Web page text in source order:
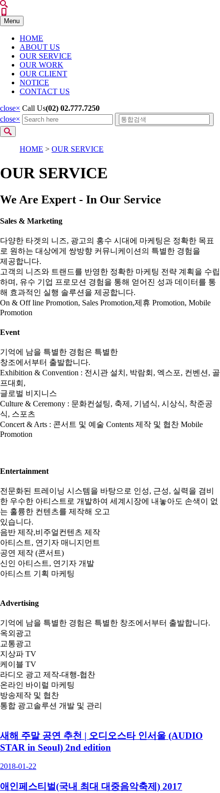
Menu
HOME
ABOUT US
OUR SERVICE
OUR WORK
OUR CLIENT
NOTICE
CONTACT US
close× Call Us(02) 02.777.7250
close×
HOME > OUR SERVICE
OUR SERVICE
We Are Expert - In Our Service
Sales & Marketing
다양한 타겟의 니즈, 광고의 홍수 시대에 마케팅은 정확한 목표
로 원하는 대상에게 쌍방향 커뮤니케이션의 특별한 경험을
제공합니다.
고객의 니즈와 트랜드를 반영한 정확한 마케팅 전략 계획을 수립
하며, 유수 기업 프로모션 경험을 통해 얻어진 성과 데이터를 통
해 효과적인 실행 솔루션을 제공합니다.
On & Off line Promotion, Sales Promotion,제휴 Promotion, Mobile
Promotion
Event
기억에 남을 특별한 경험은 특별한
창조에서부터 출발합니다.
Exhibition & Convention : 전시관 설치, 박람회, 엑스포, 컨벤션, 골
프대회,
글로벌 비지니스
Culture & Ceremony : 문화컨설팅, 축제, 기념식, 시상식, 착준공
식, 스포츠
Concert & Arts : 콘서트 및 예술 Contents 제작 및 협찬 Mobile
Promotion
Entertainment
전문화된 트레이닝 시스템을 바탕으로 인성, 근성, 실력을 겸비
한 우수한 아티스트로 개발하여 세계시장에 내놓아도 손색이 없
는 훌륭한 컨텐츠를 제작해 오고
있습니다.
음반 제작,비주얼컨텐츠 제작
아티스트, 연기자 매니지먼트
공연 제작 (콘서트)
신인 아티스트, 연기자 개발
아티스트 기획 마케팅
Advertising
기억에 남을 특별한 경험은 특별한 창조에서부터 출발합니다.
옥외광고
교통광고
지상파 TV
케이블 TV
라디오 광고 제작-대행-협찬
온라인 바이럴 마케팅
방송제작 및 협찬
통합 광고솔루션 개발 및 관리
새해 주말 공연 추천 | 오디오스타 인서울 (AUDIO
STAR in Seoul) 2nd edition
2018-01-22
애인페스티벌(국내 최대 대중음악축제) 2017